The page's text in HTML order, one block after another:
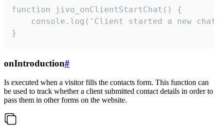
function jivo_onClientStartChat() {
console.log('Client started a new
}
onIntroduction#
Is executed when a visitor fills the contacts form. This function can
be used to track whether a client submitted contact details in order to
pass them in other forms on the website.